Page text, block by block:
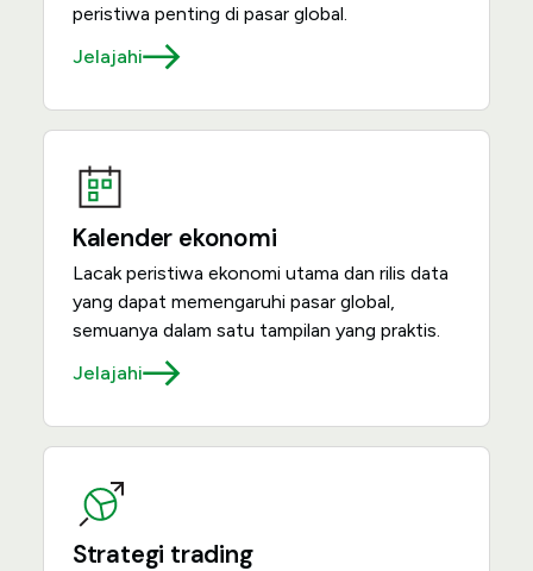
peristiwa penting di pasar global.
Jelajahi
Kalender ekonomi
Lacak peristiwa ekonomi utama dan rilis data
yang dapat memengaruhi pasar global,
semuanya dalam satu tampilan yang praktis.
Jelajahi
Strategi trading